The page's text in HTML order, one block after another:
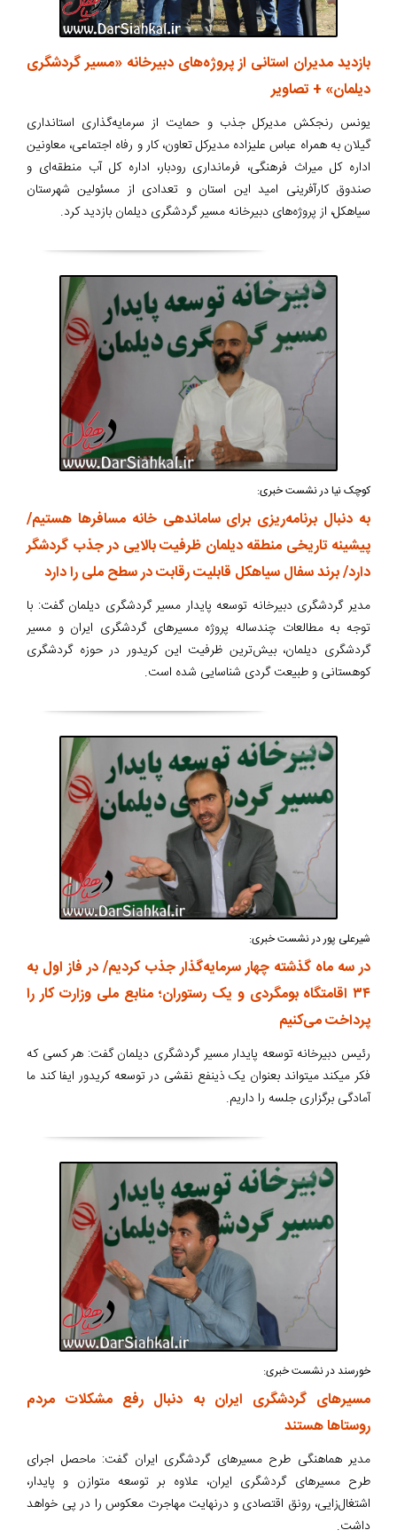
بازدید مدیران استانی از پروژه‌های دبیرخانه «مسیر گردشگری
دیلمان» + تصاویر
یونس رنجکش مدیرکل جذب و حمایت از سرمایه‌گذاری استانداری
گیلان به همراه عباس علیزاده مدیرکل تعاون، کار و رفاه اجتماعی، معاونین
اداره کل میراث فرهنگی، فرمانداری رودبار، اداره کل آب منطقه‌ای و
صندوق کارآفرینی امید این استان و تعدادی از مسئولین شهرستان
سیاهکل، از پروژه‌های دبیرخانه مسیر گردشگری دیلمان بازدید کرد.
کوچک نیا در نشست خبری:
به دنبال برنامه‌ریزی برای ساماندهی خانه مسافرها هستیم/
پیشینه تاریخی منطقه دیلمان ظرفیت بالایی در جذب گردشگر
دارد/ برند سفال سیاهکل قابلیت رقابت در سطح ملی را دارد
مدیر گردشگری دبیرخانه توسعه پایدار مسیر گردشگری دیلمان گفت: با
توجه به مطالعات چندساله پروژه مسیرهای گردشگری ایران و مسیر
گردشگری دیلمان، بیش‌ترین ظرفیت این کریدور در حوزه گردشگری
کوهستانی و طبیعت گردی شناسایی شده است.
شیرعلی پور در نشست خبری:
در سه ماه گذشته چهار سرمایه‌گذار جذب کردیم/ در فاز اول به
۳۴ اقامتگاه بومگردی و یک رستوران؛ منابع ملی وزارت کار را
پرداخت می‌کنیم
رئیس دبیرخانه توسعه پایدار مسیر گردشگری دیلمان گفت: هر کسی که
فکر میکند میتواند بعنوان یک ذینفع نقشی در توسعه کریدور ایفا کند ما
آمادگی برگزاری جلسه را داریم.
خورسند در نشست خبری:
مسیرهای گردشگری ایران به دنبال رفع مشکلات مردم
روستاها هستند
مدیر هماهنگی طرح مسیرهای گردشگری ایران گفت: ماحصل اجرای
طرح مسیرهای گردشگری ایران، علاوه بر توسعه متوازن و پایدار،
اشتغال‌زایی، رونق اقتصادی و درنهایت مهاجرت معکوس را در پی خواهد
داشت.